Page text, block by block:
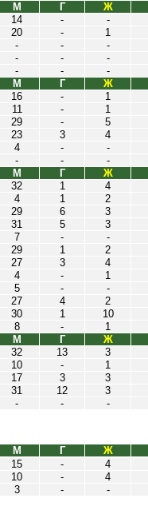
М Г Ж
14 - -
20 - 1
- - -
- - -
- - -
М Г Ж
16 - 1
11 - 1
29 - 5
23 3 4
4 - -
- - -
М Г Ж
32 1 4
4 1 2
29 6 3
31 5 3
7 - -
29 1 2
27 3 4
4 - 1
5 - -
27 4 2
30 1 10
8 - 1
М Г Ж
32 13 3
10 - 1
17 3 3
31 12 3
- - -
М Г Ж
15 - 4
10 - 4
3 - -